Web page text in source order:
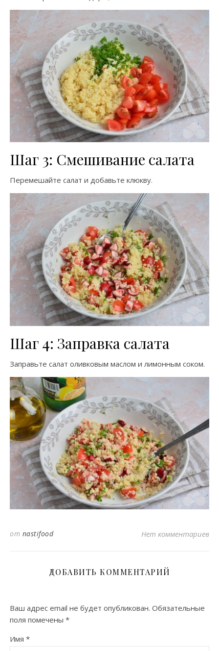
Шаг 3: Смешивание салата
Перемешайте салат и добавьте клюкву.
Шаг 4: Заправка салата
Заправьте салат оливковым маслом и лимонным соком.
от nastifood Нет комментариев
ДОБАВИТЬ КОММЕНТАРИЙ
Ваш адрес email не будет опубликован. Обязательные
поля помечены *
Имя *